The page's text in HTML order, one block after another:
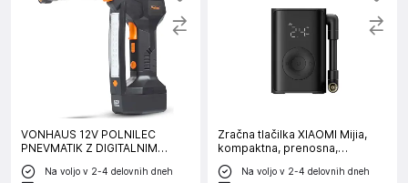
VONHAUS 12V POLNILEC
PNEVMATIK Z DIGITALNIM
MERILCEM TLAKA
Na voljo v 2-4 delovnih dneh
Zračna tlačilka XIAOMI Mijia,
kompaktna, prenosna,
električna
Na voljo v 2-4 delovnih dneh